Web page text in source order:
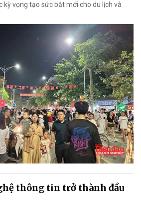
kỳ vọng tạo sức bật mới cho du lịch và
thông tin trở thành đầu